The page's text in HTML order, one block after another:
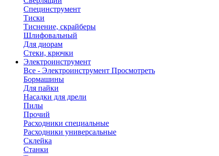
Специнструмент
Тиски
Тиснение, скрайберы
Шлифовальный
Для диорам
Стеки, крючки
Электроинструмент
Все - Электроинструмент Просмотреть
Бормашины
Для пайки
Насадки для дрели
Пилы
Прочий
Расходники специальные
Расходники универсальные
Склейка
Станки